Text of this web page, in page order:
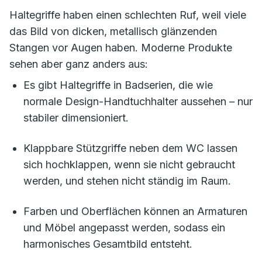
Haltegriffe haben einen schlechten Ruf, weil viele
das Bild von dicken, metallisch glänzenden
Stangen vor Augen haben. Moderne Produkte
sehen aber ganz anders aus:
Es gibt Haltegriffe in Badserien, die wie
normale Design-Handtuchhalter aussehen – nur
stabiler dimensioniert.
Klappbare Stützgriffe neben dem WC lassen
sich hochklappen, wenn sie nicht gebraucht
werden, und stehen nicht ständig im Raum.
Farben und Oberflächen können an Armaturen
und Möbel angepasst werden, sodass ein
harmonisches Gesamtbild entsteht.